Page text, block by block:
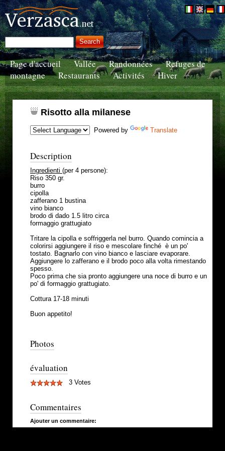
Page d'accueil Vallée Randonnées
Refuges de
montagne
Restaurants Activités Hiver
Risotto alla milanese
Powered by Translate
Description
Ingredienti (per 4 persone):
Riso 350 gr.
burro
cipolla
zafferano 1 bustina
vino bianco
brodo di dado 1.5 litro circa
formaggio grattugiato
Tritare la cipolla e soffriggerla nel burro. Quando comincia a
colorirsi aggiungere il riso e mescolare finché è un po'
tostato. Bagnarlo con vino bianco e lasciare evaporare.
Aggiungere lo zafferano e il brodo poco alla volta rimestando
spesso.
Poco prima che sia pronto aggiungere una noce di burro e un
po' di formaggio grattugiato.
Cottura 17-18 minuti
Buon appetito!
Photos
évaluation
3 Votes
Commentaires
Ajouter un commentaire: